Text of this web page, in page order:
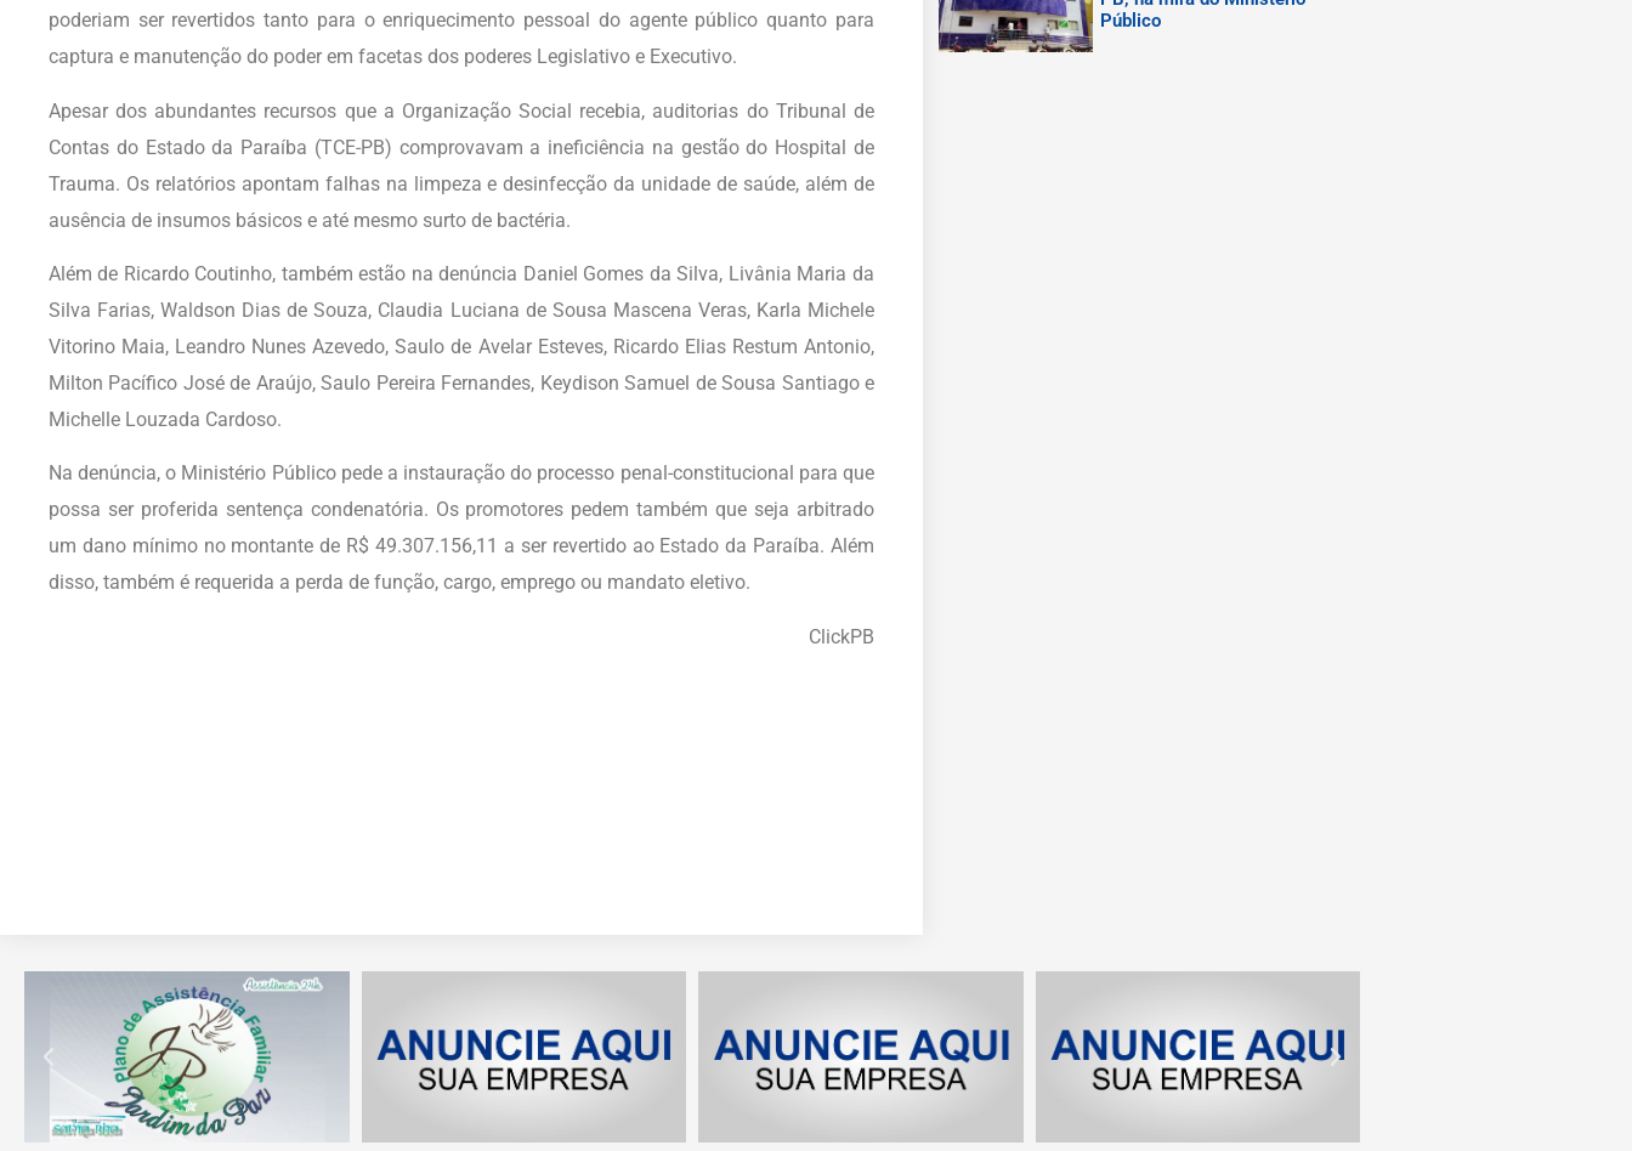
poderiam ser revertidos tanto para o enriquecimento pessoal do agente público quanto para
captura e manutenção do poder em facetas dos poderes Legislativo e Executivo.
Apesar dos abundantes recursos que a Organização Social recebia, auditorias do Tribunal de
Contas do Estado da Paraíba (TCE-PB) comprovavam a ineficiência na gestão do Hospital de
Trauma. Os relatórios apontam falhas na limpeza e desinfecção da unidade de saúde, além de
ausência de insumos básicos e até mesmo surto de bactéria.
Além de Ricardo Coutinho, também estão na denúncia Daniel Gomes da Silva, Livânia Maria da
Silva Farias, Waldson Dias de Souza, Claudia Luciana de Sousa Mascena Veras, Karla Michele
Vitorino Maia, Leandro Nunes Azevedo, Saulo de Avelar Esteves, Ricardo Elias Restum Antonio,
Milton Pacífico José de Araújo, Saulo Pereira Fernandes, Keydison Samuel de Sousa Santiago e
Michelle Louzada Cardoso.
Na denúncia, o Ministério Público pede a instauração do processo penal-constitucional para que
possa ser proferida sentença condenatória. Os promotores pedem também que seja arbitrado
um dano mínimo no montante de R$ 49.307.156,11 a ser revertido ao Estado da Paraíba. Além
disso, também é requerida a perda de função, cargo, emprego ou mandato eletivo.
ClickPB
Público